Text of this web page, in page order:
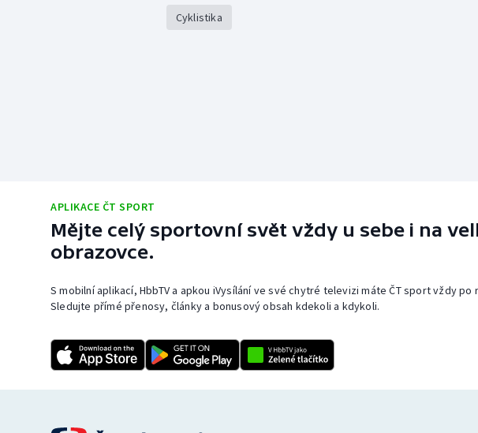
Cyklistika
APLIKACE ČT SPORT
Mějte celý sportovní svět vždy u sebe i na
obrazovce.
S mobilní aplikací, HbbTV a apkou iVysílání ve své chytré televizi máte ČT sport vždy po
Sledujte přímé přenosy, články a bonusový obsah kdekoli a kdykoli.